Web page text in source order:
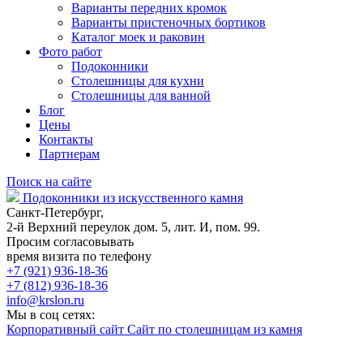
Варианты передних кромок
Варианты пристеночных бортиков
Каталог моек и раковин
Фото работ
Подоконники
Столешницы для кухни
Столешницы для ванной
Блог
Цены
Контакты
Партнерам
Поиск на сайте
Подоконники из искусственного камня
Санкт-Петербург,
2-й Верхний переулок дом. 5, лит. И, пом. 99.
Просим согласовывать
время визита по телефону
+7 (921) 936-18-36
+7 (812) 936-18-36
info@krslon.ru
Мы в соц сетях:
Корпоративный сайт Сайт по столешницам из камня